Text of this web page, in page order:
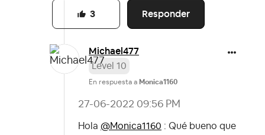
Responder
3
Michael477
Level 10
En respuesta a Monica1160
‎27-06-2022 09:56 PM
Hola @Monica1160 : Qué bueno que